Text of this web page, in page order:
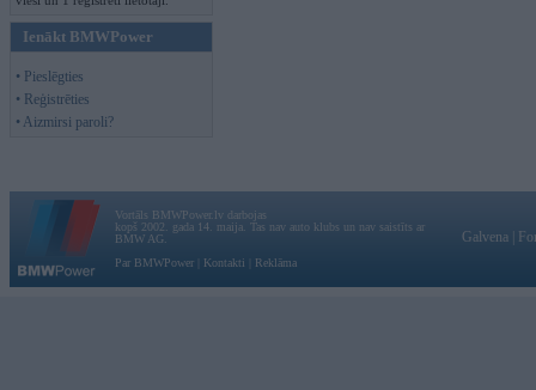
Ienākt BMWPower
• Pieslēgties
• Reģistrēties
• Aizmirsi paroli?
Vortāls BMWPower.lv darbojas
kopš 2002. gada 14. maija. Tas nav auto klubs un nav saistīts ar
BMW AG.
Par BMWPower
Kontakti Reklāma
Galvena